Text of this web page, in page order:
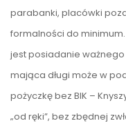
parabanki, placówki
formalności do
jest posiadanie
mająca długi może w
pożyczkę bez BIK –
„od ręki”, bez zbędnej